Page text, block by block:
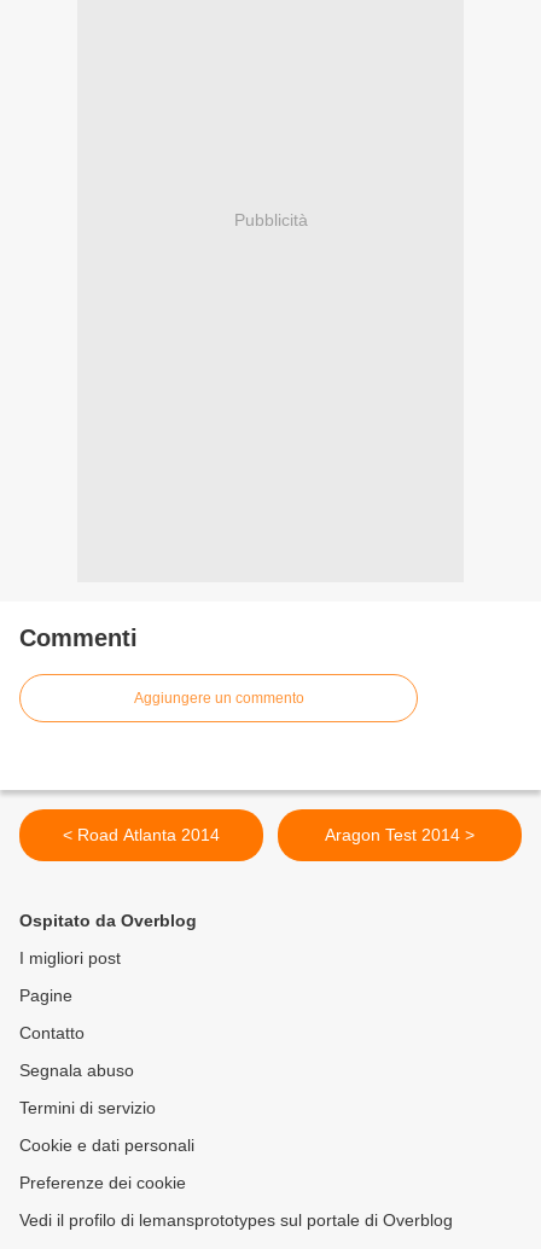
Pubblicità
Commenti
Aggiungere un commento
< Road Atlanta 2014 Aragon Test 2014 >
Ospitato da Overblog
I migliori post
Pagine
Contatto
Segnala abuso
Termini di servizio
Cookie e dati personali
Preferenze dei cookie
Vedi il profilo di lemansprototypes sul portale di Overblog